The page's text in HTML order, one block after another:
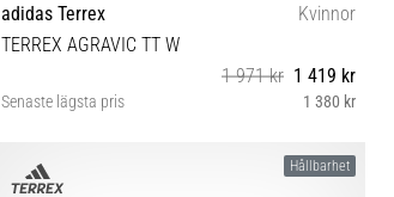
adidas Terrex
Kvinnor
TERREX AGRAVIC TT W
1 971 kr 1 419 kr
Senaste lägsta pris 1 380 kr
Hållbarhet